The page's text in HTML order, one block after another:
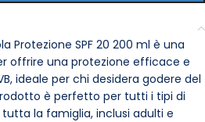
Protezione SPF 20 200 ml è una
offrire una protezione efficace e
ideale per chi desidera godere del
è perfetto per tutti i tipi di
la famiglia, inclusi adulti e